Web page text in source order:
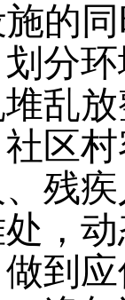
的
分
乱
区
残
，
到